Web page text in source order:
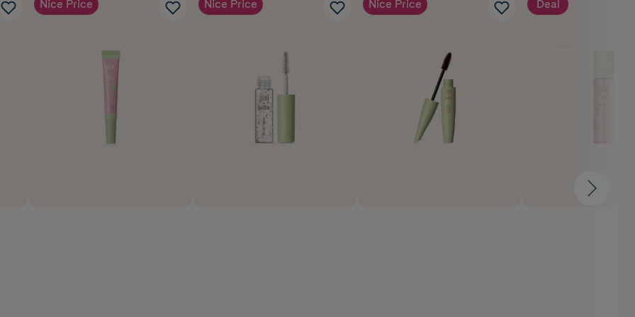
Nice Price Nice Price Nice Price Deal